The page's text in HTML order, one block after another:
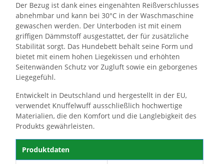
Der Bezug ist dank eines eingenähten Reißverschlusses
abnehmbar und kann bei 30°C in der Waschmaschine
gewaschen werden. Der Unterboden ist mit einem
griffigen Dämmstoff ausgestattet, der für zusätzliche
Stabilität sorgt. Das Hundebett behält seine Form und
bietet mit einem hohen Liegekissen und erhöhten
Seitenwänden Schutz vor Zugluft sowie ein geborgenes
Liegegefühl.
Entwickelt in Deutschland und hergestellt in der EU,
verwendet Knuffelwuff ausschließlich hochwertige
Materialien, die den Komfort und die Langlebigkeit des
Produkts gewährleisten.
Produktdaten